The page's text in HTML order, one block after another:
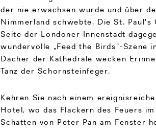
der nie erwachsen wurde und über
Nimmerland schwebte. Die St. Paul's
Seite der Londoner Innenstadt
wundervolle „Feed the Birds“-Szene
Dächer der Kathedrale wecken
Tanz der Schornsteinfeger.
Kehren Sie nach einem
Hotel, wo das Flackern des Feuers
Schatten von Peter Pan am Fenster